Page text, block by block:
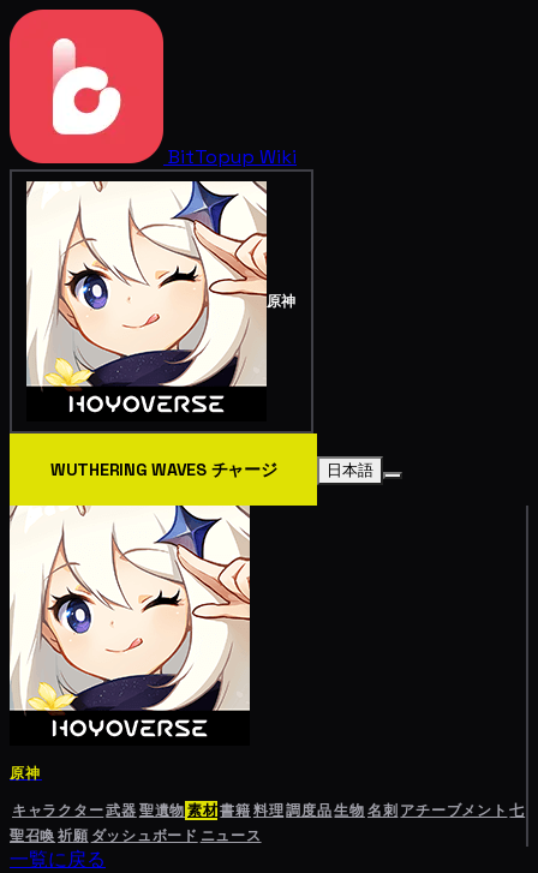
BitTopup Wiki
原神
WUTHERING WAVES チャージ 日本語
原神
キャラクター武器聖遺物素材書籍料理調度品生物名刺 アチーブメント 七
聖召喚祈願 ダッシュボード ニュース
一覧に戻る